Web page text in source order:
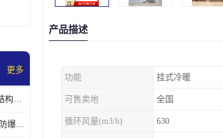
更多
长治防爆配电箱选首安 结构紧凑、价格合理、资质齐全
长沙BKF7.2防爆空调 3P防爆空调与普通空调有什么区别
产品描述
功能 挂式冷暖
可售卖地 全国
循环风量(m3/h) 630